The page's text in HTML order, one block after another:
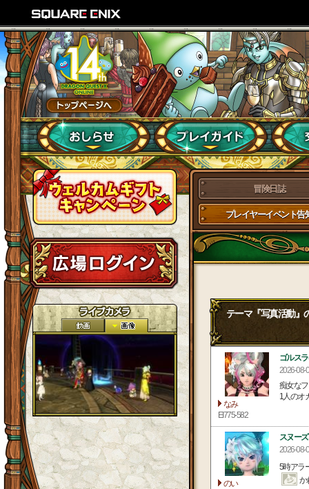
冒険日誌
プレイヤーイベント告
テーマ『写真活動』
なみ
EI775-582
ゴルス
2026-08-
痴女な
1人のオ
のい
スヌー
2026-08-
5時アラ
か